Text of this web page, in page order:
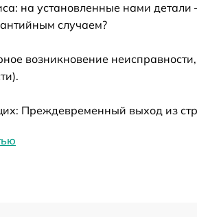
питания
на установленные нами
случаем?
возникновение
Преждевременный выход из